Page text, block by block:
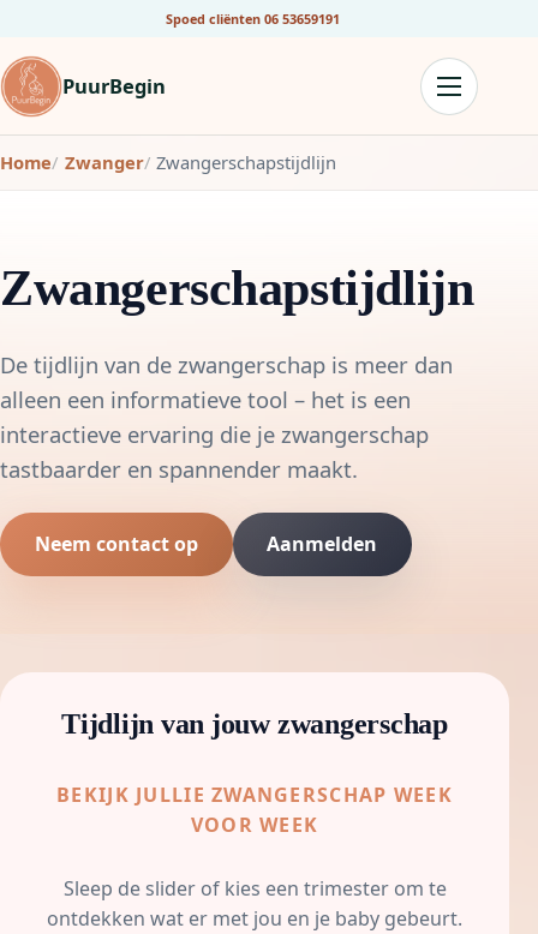
Spoed cliënten 06 53659191
PuurBegin
Home Zwanger Zwangerschapstijdlijn
Zwangerschapstijdlijn
De tijdlijn van de zwangerschap is meer dan
alleen een informatieve tool – het is een
interactieve ervaring die je zwangerschap
tastbaarder en spannender maakt.
Neem contact op Aanmelden
Tijdlijn van jouw zwangerschap
BEKIJK JULLIE ZWANGERSCHAP WEEK
VOOR WEEK
Sleep de slider of kies een trimester om te
ontdekken wat er met jou en je baby gebeurt.